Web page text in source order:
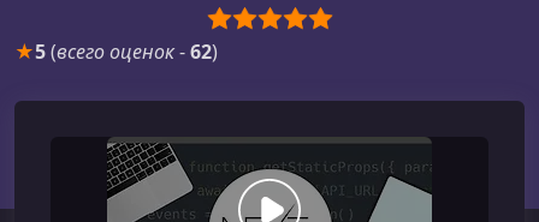
★5(всего оценок-62)